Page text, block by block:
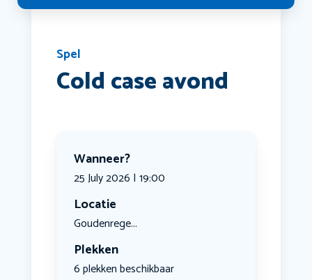
Spel
Cold case avond
Wanneer?
25 July 2026 | 19:00
Locatie
Goudenrege...
Plekken
6 plekken beschikbaar